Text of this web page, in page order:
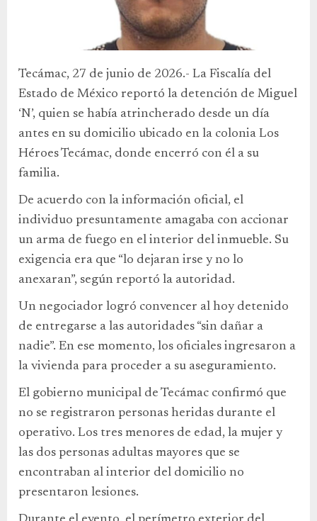
Tecámac, 27 de junio de 2026.- La Fiscalía del
Estado de México reportó la detención de Miguel
‘N’, quien se había atrincherado desde un día
antes en su domicilio ubicado en la colonia Los
Héroes Tecámac, donde encerró con él a su
familia.
De acuerdo con la información oficial, el
individuo presuntamente amagaba con accionar
un arma de fuego en el interior del inmueble. Su
exigencia era que “lo dejaran irse y no lo
anexaran”, según reportó la autoridad.
Un negociador logró convencer al hoy detenido
de entregarse a las autoridades “sin dañar a
nadie”. En ese momento, los oficiales ingresaron a
la vivienda para proceder a su aseguramiento.
El gobierno municipal de Tecámac confirmó que
no se registraron personas heridas durante el
operativo. Los tres menores de edad, la mujer y
las dos personas adultas mayores que se
encontraban al interior del domicilio no
presentaron lesiones.